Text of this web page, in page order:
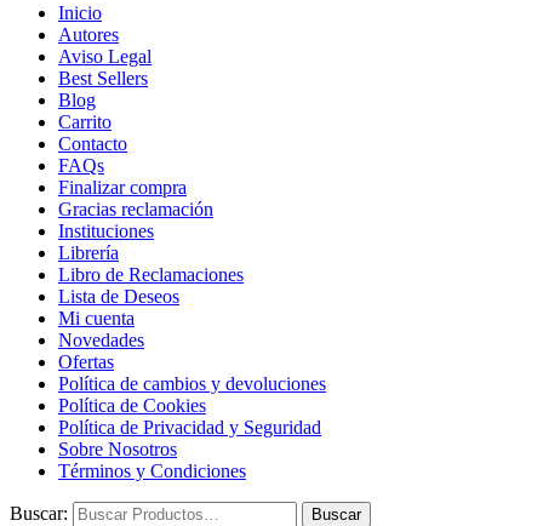
Inicio
Autores
Aviso Legal
Best Sellers
Blog
Carrito
Contacto
FAQs
Finalizar compra
Gracias reclamación
Instituciones
Librería
Libro de Reclamaciones
Lista de Deseos
Mi cuenta
Novedades
Ofertas
Política de cambios y devoluciones
Política de Cookies
Política de Privacidad y Seguridad
Sobre Nosotros
Términos y Condiciones
Buscar: Buscar